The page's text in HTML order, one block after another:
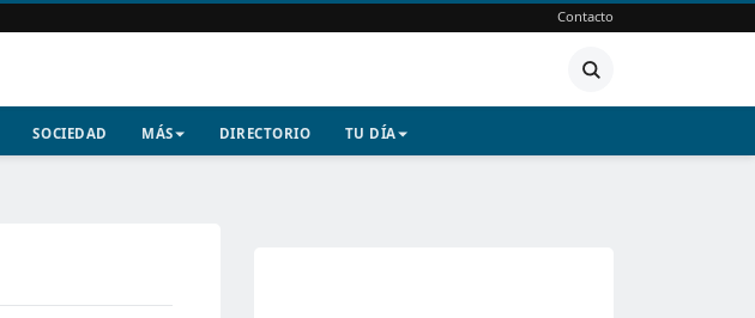
Contacto
SOCIEDAD MÁS DIRECTORIO TU DÍA